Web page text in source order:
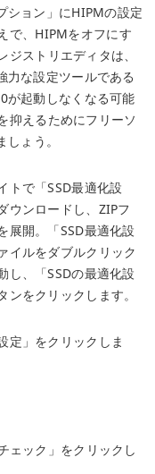
ション」にHIPMの設定
で、HIPMをオフにす
ストリエディタは、
な設定ツールである
が起動しなくなる可能
抑えるためにフリーソ
ょう。
トで「SSD最適化設
ウンロードし、ZIPフ
展開。「SSD最適化設
イルをダブルクリック
し、「SSDの最適化設
ンをクリックします。
定」をクリックしま
ェック」をクリックし